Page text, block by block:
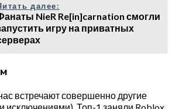
далее:
NieR Re[in]carnation смогли
игру на приватных
встречают совершенно другие